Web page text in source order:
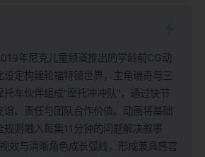
年尼克儿童频道推出的学龄前CG动
设定构建轮福特镇世界，主角瑞奇与三
车伙伴组成“摩托冲冲队”，通过快节
谊、责任与团队合作价值。动画将基础
规则融入每集11分钟的问题解决叙事
效与清晰角色成长弧线，形成兼具感官